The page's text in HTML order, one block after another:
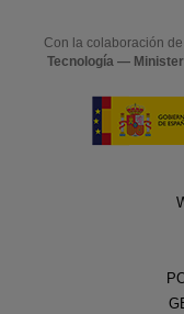
Con la colaboración
Tecnología —